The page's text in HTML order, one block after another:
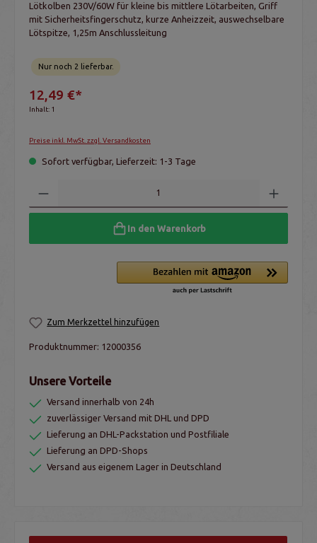
Lötkolben 230V/60W für kleine bis mittlere Lötarbeiten, Griff
mit Sicherheitsfingerschutz, kurze Anheizzeit, auswechselbare
Lötspitze, 1,25m Anschlussleitung
Nur noch 2 lieferbar.
12,49 €*
Inhalt: 1
Preise inkl. MwSt. zzgl. Versandkosten
Sofort verfügbar, Lieferzeit: 1-3 Tage
In den Warenkorb
Zum Merkzettel hinzufügen
Produktnummer: 12000356
Unsere Vorteile
Versand innerhalb von 24h
zuverlässiger Versand mit DHL und DPD
Lieferung an DHL-Packstation und Postfiliale
Lieferung an DPD-Shops
Versand aus eigenem Lager in Deutschland